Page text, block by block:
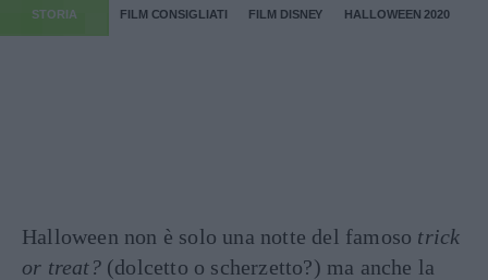
STORIA FILM CONSIGLIATI FILM DISNEY HALLOWEEN 2020
Halloween non è solo una notte del famoso trick
or treat?(dolcetto o scherzetto?) ma anche la